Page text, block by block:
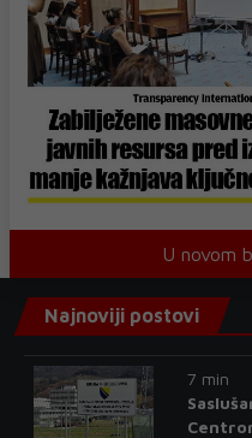
U novom
Najnoviji postovi
7 min